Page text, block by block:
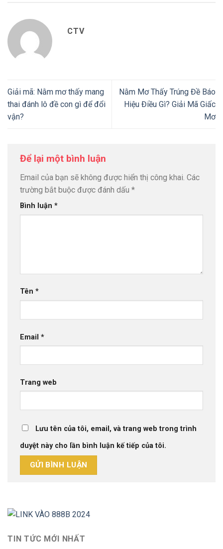
CTV
Giải mã: Nằm mơ thấy mang
thai đánh lô đề con gì để đổi
vận?
Nằm Mơ Thấy Trúng Đề Báo
Hiệu Điều Gì? Giải Mã Giấc
Mơ
Để lại một bình luận
Email của bạn sẽ không được hiển thị công khai. Các
trường bắt buộc được đánh dấu *
Bình luận *
Tên *
Email *
Trang web
Lưu tên của tôi, email, và trang web trong trình
duyệt này cho lần bình luận kế tiếp của tôi.
TIN TỨC MỚI NHẤT